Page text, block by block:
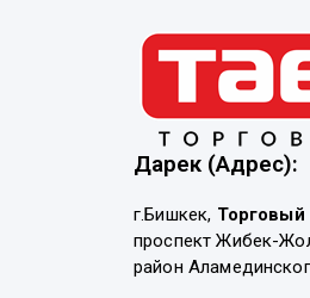
Дарек (Адрес):
г.Бишкек,
проспект Жибек-
район